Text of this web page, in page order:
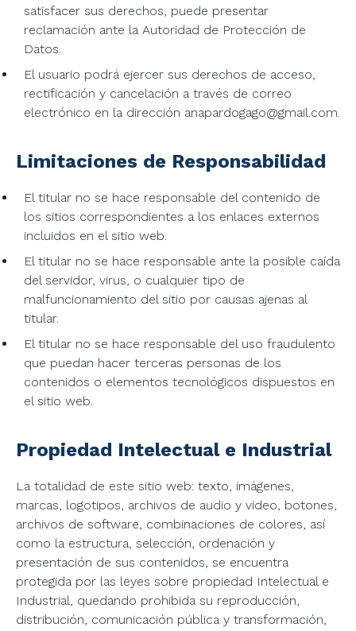
satisfacer sus derechos, puede presentar
reclamación ante la Autoridad de Protección de
Datos.
El usuario podrá ejercer sus derechos de acceso,
rectificación y cancelación a través de correo
electrónico en la dirección anapardogago@gmail.com.
Limitaciones de Responsabilidad
El titular no se hace responsable del contenido de
los sitios correspondientes a los enlaces externos
incluidos en el sitio web.
El titular no se hace responsable ante la posible caída
del servidor, virus, o cualquier tipo de
malfuncionamiento del sitio por causas ajenas al
titular.
El titular no se hace responsable del uso fraudulento
que puedan hacer terceras personas de los
contenidos o elementos tecnológicos dispuestos en
el sitio web.
Propiedad Intelectual e Industrial
La totalidad de este sitio web: texto, imágenes,
marcas, logotipos, archivos de audio y video, botones,
archivos de software, combinaciones de colores, así
como la estructura, selección, ordenación y
presentación de sus contenidos, se encuentra
protegida por las leyes sobre propiedad Intelectual e
Industrial, quedando prohibida su reproducción,
distribución, comunicación pública y transformación,